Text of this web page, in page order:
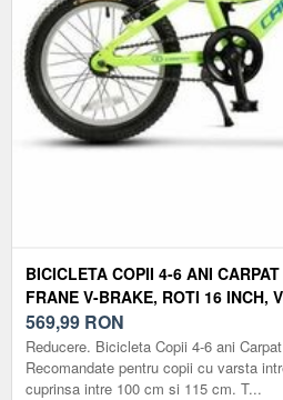
BICICLETA COPII 4-6 ANI
FRANE V-BRAKE, ROTI 16 INCH,
569,99 RON
Reducere. Bicicleta Copii 4-6 ani
Recomandate pentru copii cu varsta
cuprinsa intre 100 cm si 115 cm. T...